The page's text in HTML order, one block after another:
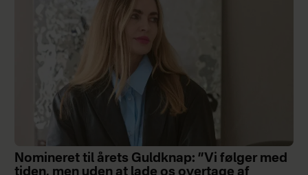
Nomineret til årets Guldknap: ”Vi følger med
tiden, men uden at lade os overtage af